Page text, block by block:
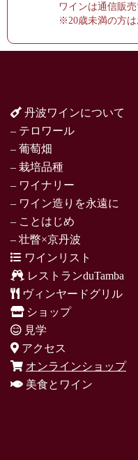
ワインは通信販
※20歳未満の方
丹波ワインについて
– テロワール
– 葡萄畑
– 栽培品種
– ワイナリー
– ワイン造りを永遠に
– ことはじめ
– 壮瞥×京丹波
ワインリスト
レストランduTamba
ヴィンヤードグリル
ショップ
見学
アクセス
オンラインショップ
美食とワイン